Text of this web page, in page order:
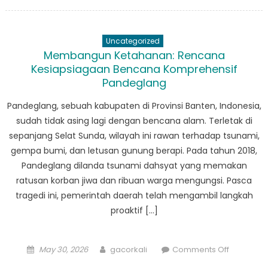
Tanggap
Uncategorized
Membangun Ketahanan: Rencana
Kesiapsiagaan Bencana Komprehensif
Pandeglang
Pandeglang, sebuah kabupaten di Provinsi Banten, Indonesia,
sudah tidak asing lagi dengan bencana alam. Terletak di
sepanjang Selat Sunda, wilayah ini rawan terhadap tsunami,
gempa bumi, dan letusan gunung berapi. Pada tahun 2018,
Pandeglang dilanda tsunami dahsyat yang memakan
ratusan korban jiwa dan ribuan warga mengungsi. Pasca
tragedi ini, pemerintah daerah telah mengambil langkah
proaktif […]
Posted
May 30, 2026 Author
gacorkali Comments Offon